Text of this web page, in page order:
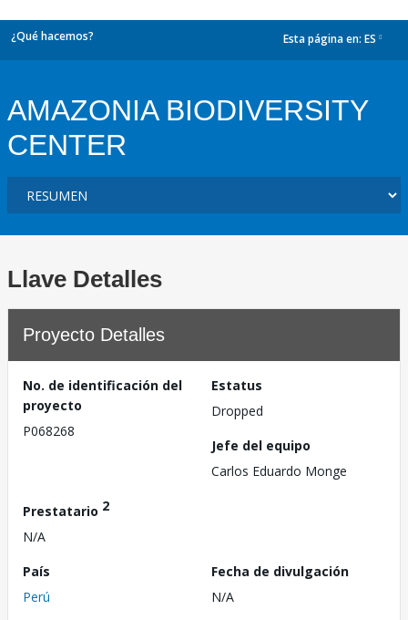
¿Qué hacemos? Esta página en: ES
AMAZONIA BIODIVERSITY
CENTER
Llave Detalles
Proyecto Detalles
No. de identificación del
proyecto
P068268
Estatus
Dropped
Jefe del equipo
Carlos Eduardo Monge
Prestatario 2
N/A
País
Perú
Fecha de divulgación
N/A